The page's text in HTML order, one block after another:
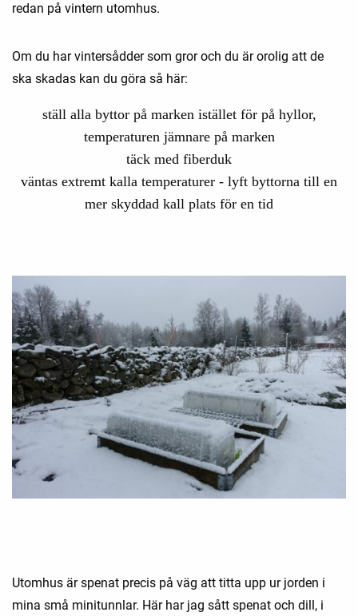
redan på vintern utomhus.
Om du har vintersådder som gror och du är orolig att de
ska skadas kan du göra så här:
ställ alla byttor på marken istället för på hyllor,
temperaturen jämnare på marken
täck med fiberduk
väntas extremt kalla temperaturer - lyft byttorna till en
mer skyddad kall plats för en tid
Utomhus är spenat precis på väg att titta upp ur jorden i
mina små minitunnlar. Här har jag sått spenat och dill, i